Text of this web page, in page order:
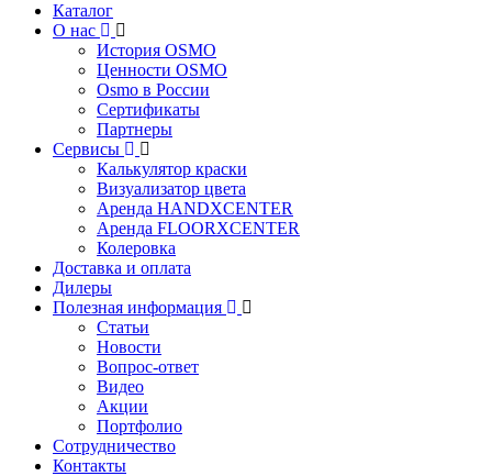
Каталог
О нас
История OSMO
Ценности OSMO
Osmo в России
Сертификаты
Партнеры
Сервисы
Калькулятор краски
Визуализатор цвета
Аренда HANDXCENTER
Аренда FLOORXCENTER
Колеровка
Доставка и оплата
Дилеры
Полезная информация
Статьи
Новости
Вопрос-ответ
Видео
Акции
Портфолио
Сотрудничество
Контакты